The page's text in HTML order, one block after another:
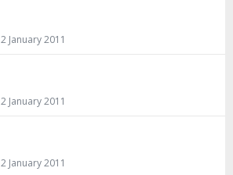
2 January 2011
2 January 2011
2 January 2011